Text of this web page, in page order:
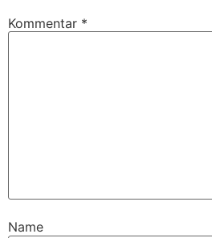
Kommentar *
Name